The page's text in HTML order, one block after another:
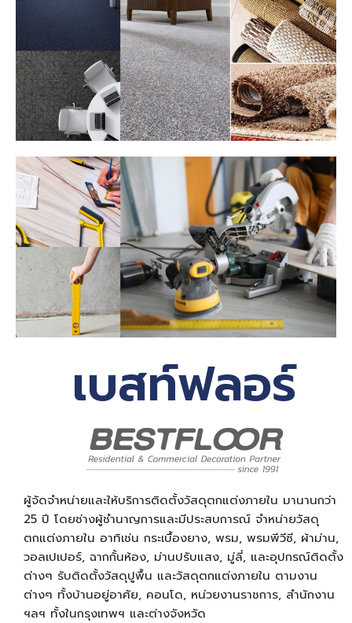
เบสท์ฟลอร์
ผู้จัดจำหน่ายและให้บริการติดตั้งวัสดุตกแต่งภายใน มานานกว่า
25 ปี โดยช่างผู้ชำนาญการและมีประสบการณ์ จำหน่ายวัสดุ
ตกแต่งภายใน อาทิเช่น กระเบื้องยาง, พรม, พรมพีวีซี, ผ้าม่าน,
วอลเปเปอร์, ฉากกั้นห้อง, ม่านปรับแสง, มู่ลี่, และอุปกรณ์ติดตั้ง
ต่างๆ รับติดตั้งวัสดุปูพื้น และวัสดุตกแต่งภายใน ตามงาน
ต่างๆ ทั้งบ้านอยู่อาศัย, คอนโด, หน่วยงานราชการ, สำนักงาน
ฯลฯ ทั้งในกรุงเทพฯ และต่างจังหวัด